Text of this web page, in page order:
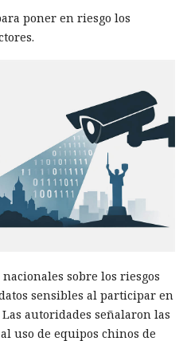
poner en riesgo los
sobre los riesgos
sensibles al participar en
autoridades señalaron las
uso de equipos chinos de